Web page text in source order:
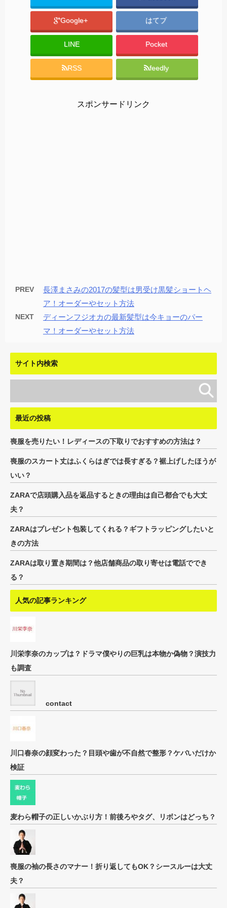
Google+ はてブ
LINE Pocket
RSS feedly
スポンサードリンク
PREV
長澤まさみの2017の髪型は男受け黒髪ショートヘ
ア！オーダーやセット方法
NEXT
ディーンフジオカの最新髪型は今キョーのパー
マ！オーダーやセット方法
サイト内検索
最近の投稿
喪服を売りたい！レディースの下取りでおすすめの方法は？
喪服のスカート丈はふくらはぎでは長すぎる？裾上げしたほうが
いい？
ZARAで店頭購入品を返品するときの理由は自己都合でも大丈
夫？
ZARAはプレゼント包装してくれる？ギフトラッピングしたいと
きの方法
ZARAは取り置き期間は？他店舗商品の取り寄せは電話ででき
る？
人気の記事ランキング
川栄李奈のカップは？ドラマ僕やりの巨乳は本物か偽物？演技力
も調査
contact
川口春奈の顔変わった？目頭や歯が不自然で整形？ケバいだけか
検証
麦わら帽子の正しいかぶり方！前後ろやタグ、リボンはどっち？
喪服の袖の長さのマナー！折り返してもOK？シースルーは大丈
夫？